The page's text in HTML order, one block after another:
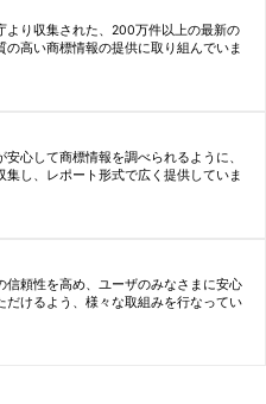
より収集された、200万件以上の最新の
の高い商標情報の提供に取り組んでいま
心して商標情報を調べられるように、
集し、レポート形式で広く提供していま
信頼性を高め、ユーザのみなさまに安心
だけるよう、様々な取組みを行なってい